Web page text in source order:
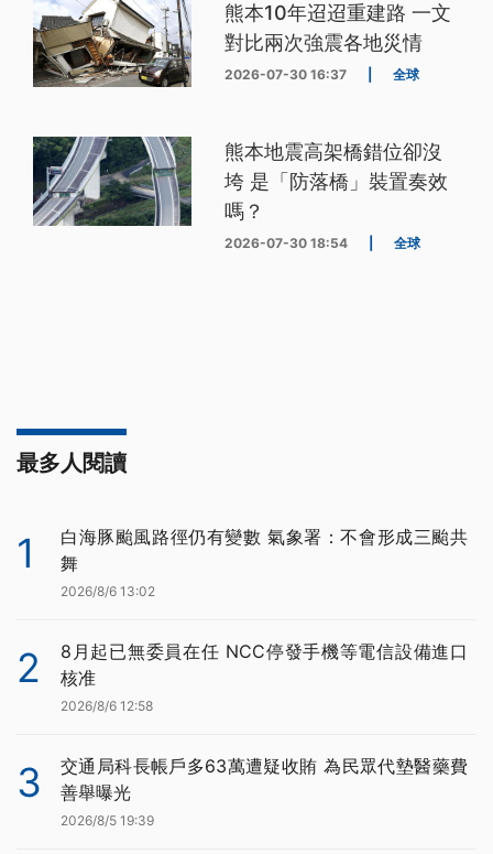
熊本10年迢迢重建路 一文
對比兩次強震各地災情
2026-07-30 16:37 全球
熊本地震高架橋錯位卻沒
垮 是「防落橋」裝置奏效
嗎？
2026-07-30 18:54 全球
最多人閱讀
1
白海豚颱風路徑仍有變數 氣象署：不會形成三颱共
舞
2026/8/6 13:02
2
8月起已無委員在任 NCC停發手機等電信設備進口
核准
2026/8/6 12:58
3
交通局科長帳戶多63萬遭疑收賄 為民眾代墊醫藥費
善舉曝光
2026/8/5 19:39